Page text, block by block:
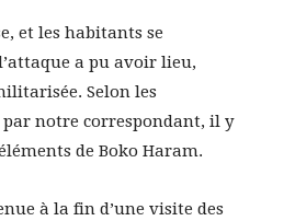
et les habitants se
a pu avoir lieu,
Selon les
notre correspondant, il y
de Boko Haram.
à la fin d’une visite des